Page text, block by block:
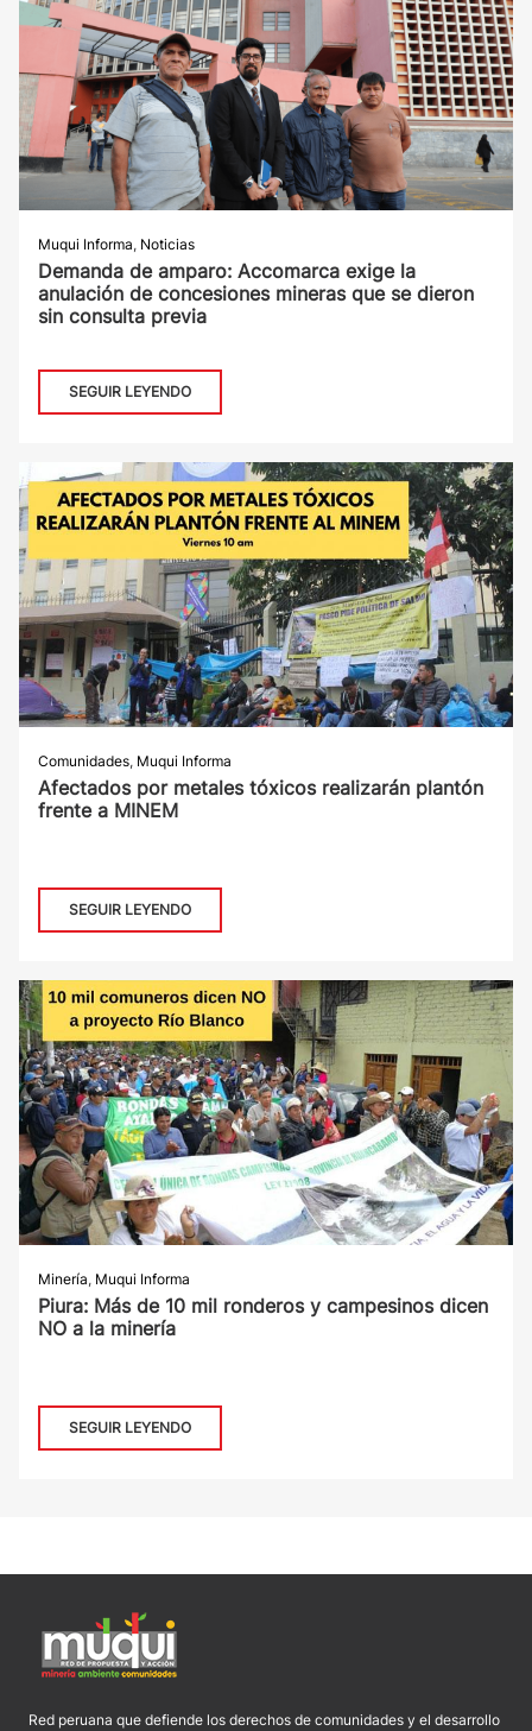
Muqui Informa, Noticias
Demanda de amparo: Accomarca exige la
anulación de concesiones mineras que se dieron
sin consulta previa
SEGUIR LEYENDO
Comunidades, Muqui Informa
Afectados por metales tóxicos realizarán plantón
frente a MINEM
SEGUIR LEYENDO
Minería, Muqui Informa
Piura: Más de 10 mil ronderos y campesinos dicen
NO a la minería
SEGUIR LEYENDO
Red peruana que defiende los derechos de comunidades y el desarrollo